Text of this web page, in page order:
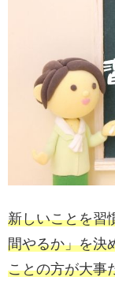
新しいことを習
間やるか」を決
ことの方が大事